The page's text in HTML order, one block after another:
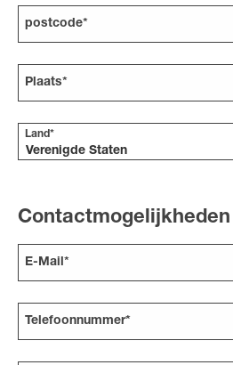
postcode*
Plaats*
Land*
Verenigde Staten
Contactmogelijkheden
E-Mail*
Telefoonnummer*